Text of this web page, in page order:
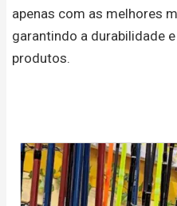
apenas com as melhores
garantindo a durabilidade
produtos.